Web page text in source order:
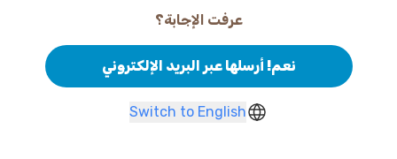
عرفت الإجابة؟
نعم! أرسلها عبر البريد الإلكتروني
Switch to English